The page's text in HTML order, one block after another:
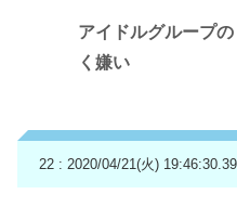
アイドルグループ
く嫌い
22 : 2020/04/21(火) 19:46:30.39